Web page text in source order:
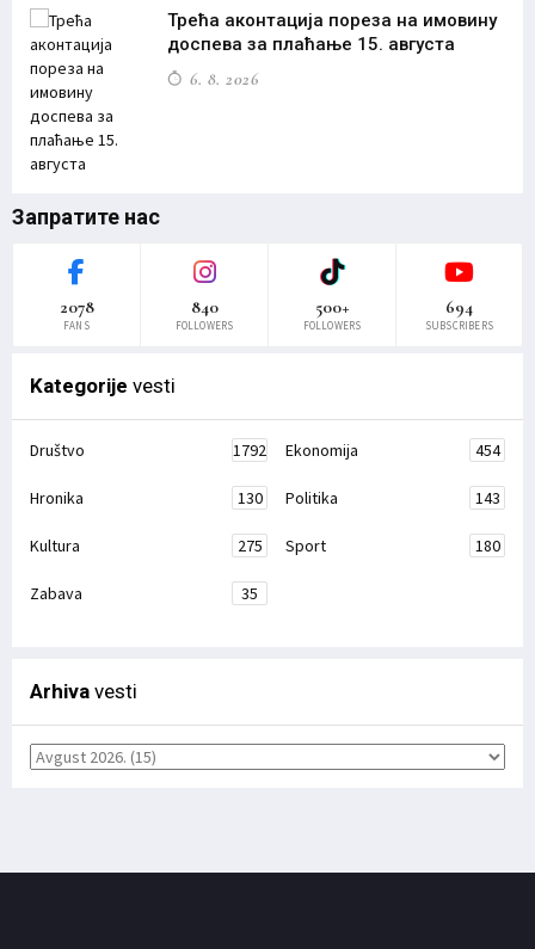
Трећа аконтација пореза на имовину
доспева за плаћање 15. августа
6. 8. 2026
Запратите нас
2078
FANS
840
FOLLOWERS
500+
FOLLOWERS
694
SUBSCRIBERS
Kategorije vesti
Društvo 1792 Ekonomija 454
Hronika 130 Politika 143
Kultura 275 Sport 180
Zabava 35
Arhiva vesti